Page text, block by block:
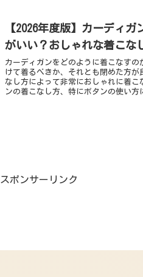
【2026年度版】カーディ
がいい？おしゃれな着こな
カーディガンをどのように着こなす
けて着るべきか、それとも閉めた方
なし方によって非常におしゃれに着
ンの着こなし方、特にボタンの使い
スポンサーリンク